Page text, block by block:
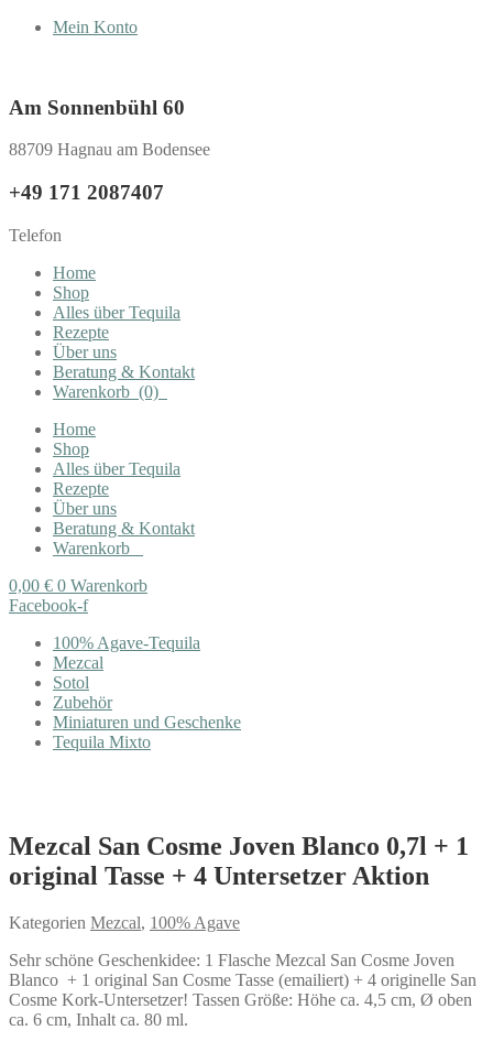
Mein Konto
Am Sonnenbühl 60
88709 Hagnau am Bodensee
+49 171 2087407
Telefon
Home
Shop
Alles über Tequila
Rezepte
Über uns
Beratung & Kontakt
Warenkorb (0)
Home
Shop
Alles über Tequila
Rezepte
Über uns
Beratung & Kontakt
Warenkorb
0,00 € 0 Warenkorb
Facebook-f
100% Agave-Tequila
Mezcal
Sotol
Zubehör
Miniaturen und Geschenke
Tequila Mixto
Mezcal San Cosme Joven Blanco 0,7l + 1
original Tasse + 4 Untersetzer Aktion
Kategorien Mezcal, 100% Agave
Sehr schöne Geschenkidee: 1 Flasche Mezcal San Cosme Joven
Blanco + 1 original San Cosme Tasse (emailiert) + 4 originelle San
Cosme Kork-Untersetzer! Tassen Größe: Höhe ca. 4,5 cm, Ø oben
ca. 6 cm, Inhalt ca. 80 ml.